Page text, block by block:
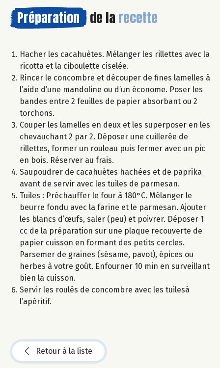
Préparation de la recette
Hacher les cacahuètes. Mélanger les rillettes avec la
ricotta et la ciboulette ciselée.
Rincer le concombre et découper de fines lamelles à
l’aide d’une mandoline ou d’un économe. Poser les
bandes entre 2 feuilles de papier absorbant ou 2
torchons.
Couper les lamelles en deux et les superposer en les
chevauchant 2 par 2. Déposer une cuillerée de
rillettes, former un rouleau puis fermer avec un pic
en bois. Réserver au frais.
Saupoudrer de cacahuètes hachées et de paprika
avant de servir avec les tuiles de parmesan.
Tuiles : Préchauffer le four à 180°C. Mélanger le
beurre fondu avec la farine et le parmesan. Ajouter
les blancs d’œufs, saler (peu) et poivrer. Déposer 1
cc de la préparation sur une plaque recouverte de
papier cuisson en formant des petits cercles.
Parsemer de graines (sésame, pavot), épices ou
herbes à votre goût. Enfourner 10 min en surveillant
bien la cuisson.
Servir les roulés de concombre avec les tuilesà
l’apéritif.
Retour à la liste